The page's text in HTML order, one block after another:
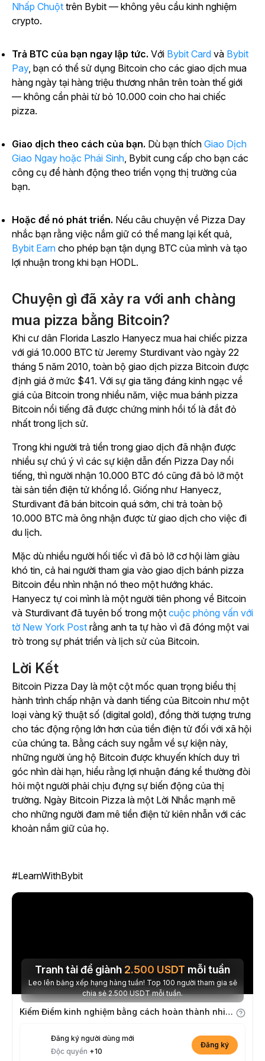
Nhấp Chuột trên Bybit — không yêu cầu kinh nghiệm
crypto.
Trả BTC của bạn ngay lập tức. Với Bybit Card và Bybit
Pay, bạn có thể sử dụng Bitcoin cho các giao dịch mua
hàng ngày tại hàng triệu thương nhân trên toàn thế giới
— không cần phải từ bỏ 10.000 coin cho hai chiếc
pizza.
Giao dịch theo cách của bạn. Dù bạn thích Giao Dịch
Giao Ngay hoặc Phái Sinh, Bybit cung cấp cho bạn các
công cụ để hành động theo triển vọng thị trường của
bạn.
Hoặc để nó phát triển. Nếu câu chuyện về Pizza Day
nhắc bạn rằng việc nắm giữ có thể mang lại kết quả,
Bybit Earn cho phép bạn tận dụng BTC của mình và tạo
lợi nhuận trong khi bạn HODL.
Chuyện gì đã xảy ra với anh chàng
mua pizza bằng Bitcoin?
Khi cư dân Florida Laszlo Hanyecz mua hai chiếc pizza
với giá 10.000 BTC từ Jeremy Sturdivant vào ngày 22
tháng 5 năm 2010, toàn bộ giao dịch pizza Bitcoin được
định giá ở mức $41. Với sự gia tăng đáng kinh ngạc về
giá của Bitcoin trong nhiều năm, việc mua bánh pizza
Bitcoin nổi tiếng đã được chứng minh hồi tố là đắt đỏ
nhất trong lịch sử.
Trong khi người trả tiền trong giao dịch đã nhận được
nhiều sự chú ý vì các sự kiện dẫn đến Pizza Day nổi
tiếng, thì người nhận 10.000 BTC đó cũng đã bỏ lỡ một
tài sản tiền điện tử khổng lồ. Giống như Hanyecz,
Sturdivant đã bán bitcoin quá sớm, chi trả toàn bộ
10.000 BTC mà ông nhận được từ giao dịch cho việc đi
du lịch.
Mặc dù nhiều người hối tiếc vì đã bỏ lỡ cơ hội làm giàu
khó tin, cả hai người tham gia vào giao dịch bánh pizza
Bitcoin đều nhìn nhận nó theo một hướng khác.
Hanyecz tự coi mình là một người tiên phong về Bitcoin
và Sturdivant đã tuyên bố trong một cuộc phỏng vấn với
tờ New York Post rằng anh ta tự hào vì đã đóng một vai
trò trong sự phát triển và lịch sử của Bitcoin.
Lời Kết
Bitcoin Pizza Day là một cột mốc quan trọng biểu thị
hành trình chấp nhận và danh tiếng của Bitcoin như một
loại vàng kỹ thuật số (digital gold), đồng thời tượng trưng
cho tác động rộng lớn hơn của tiền điện tử đối với xã hội
của chúng ta. Bằng cách suy ngẫm về sự kiện này,
những người ủng hộ Bitcoin được khuyến khích duy trì
góc nhìn dài hạn, hiểu rằng lợi nhuận đáng kể thường đòi
hỏi một người phải chịu đựng sự biến động của thị
trường. Ngày Bitcoin Pizza là một Lời Nhắc mạnh mẽ
cho những người đam mê tiền điện tử kiên nhẫn với các
khoản nắm giữ của họ.
#LearnWithBybit
Tranh tài để giành 2.500 USDT mỗi tuần
Leo lên bảng xếp hạng hàng tuần! Top 100 người tham gia sẽ
chia sẻ 2.500 USDT mỗi tuần.
Kiếm Điểm kinh nghiệm bằng cách hoàn thành nhiệm vụ
Đăng ký người dùng mới
Độc quyền +10
Đăng ký